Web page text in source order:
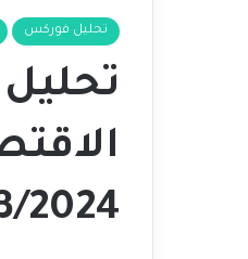
تحليل فوركس
2024